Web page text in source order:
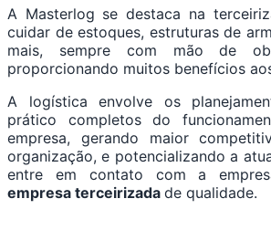
A Masterlog se destaca na
cuidar de estoques, estruturas de
mais, sempre com mão de
proporcionando muitos benefícios
A logística envolve os
prático completos do
empresa, gerando maior
organização, e potencializando a
entre em contato com a
empresa terceirizada de qualidade.